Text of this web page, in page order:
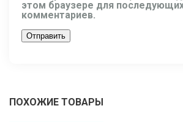
этом браузере для
комментариев.
ПОХОЖИЕ ТОВАРЫ